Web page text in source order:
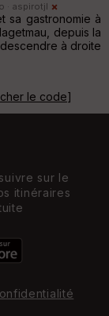
· aspirotjl
sa gastronomie à
depuis la
à droite
le code]
sur le
itinéraires